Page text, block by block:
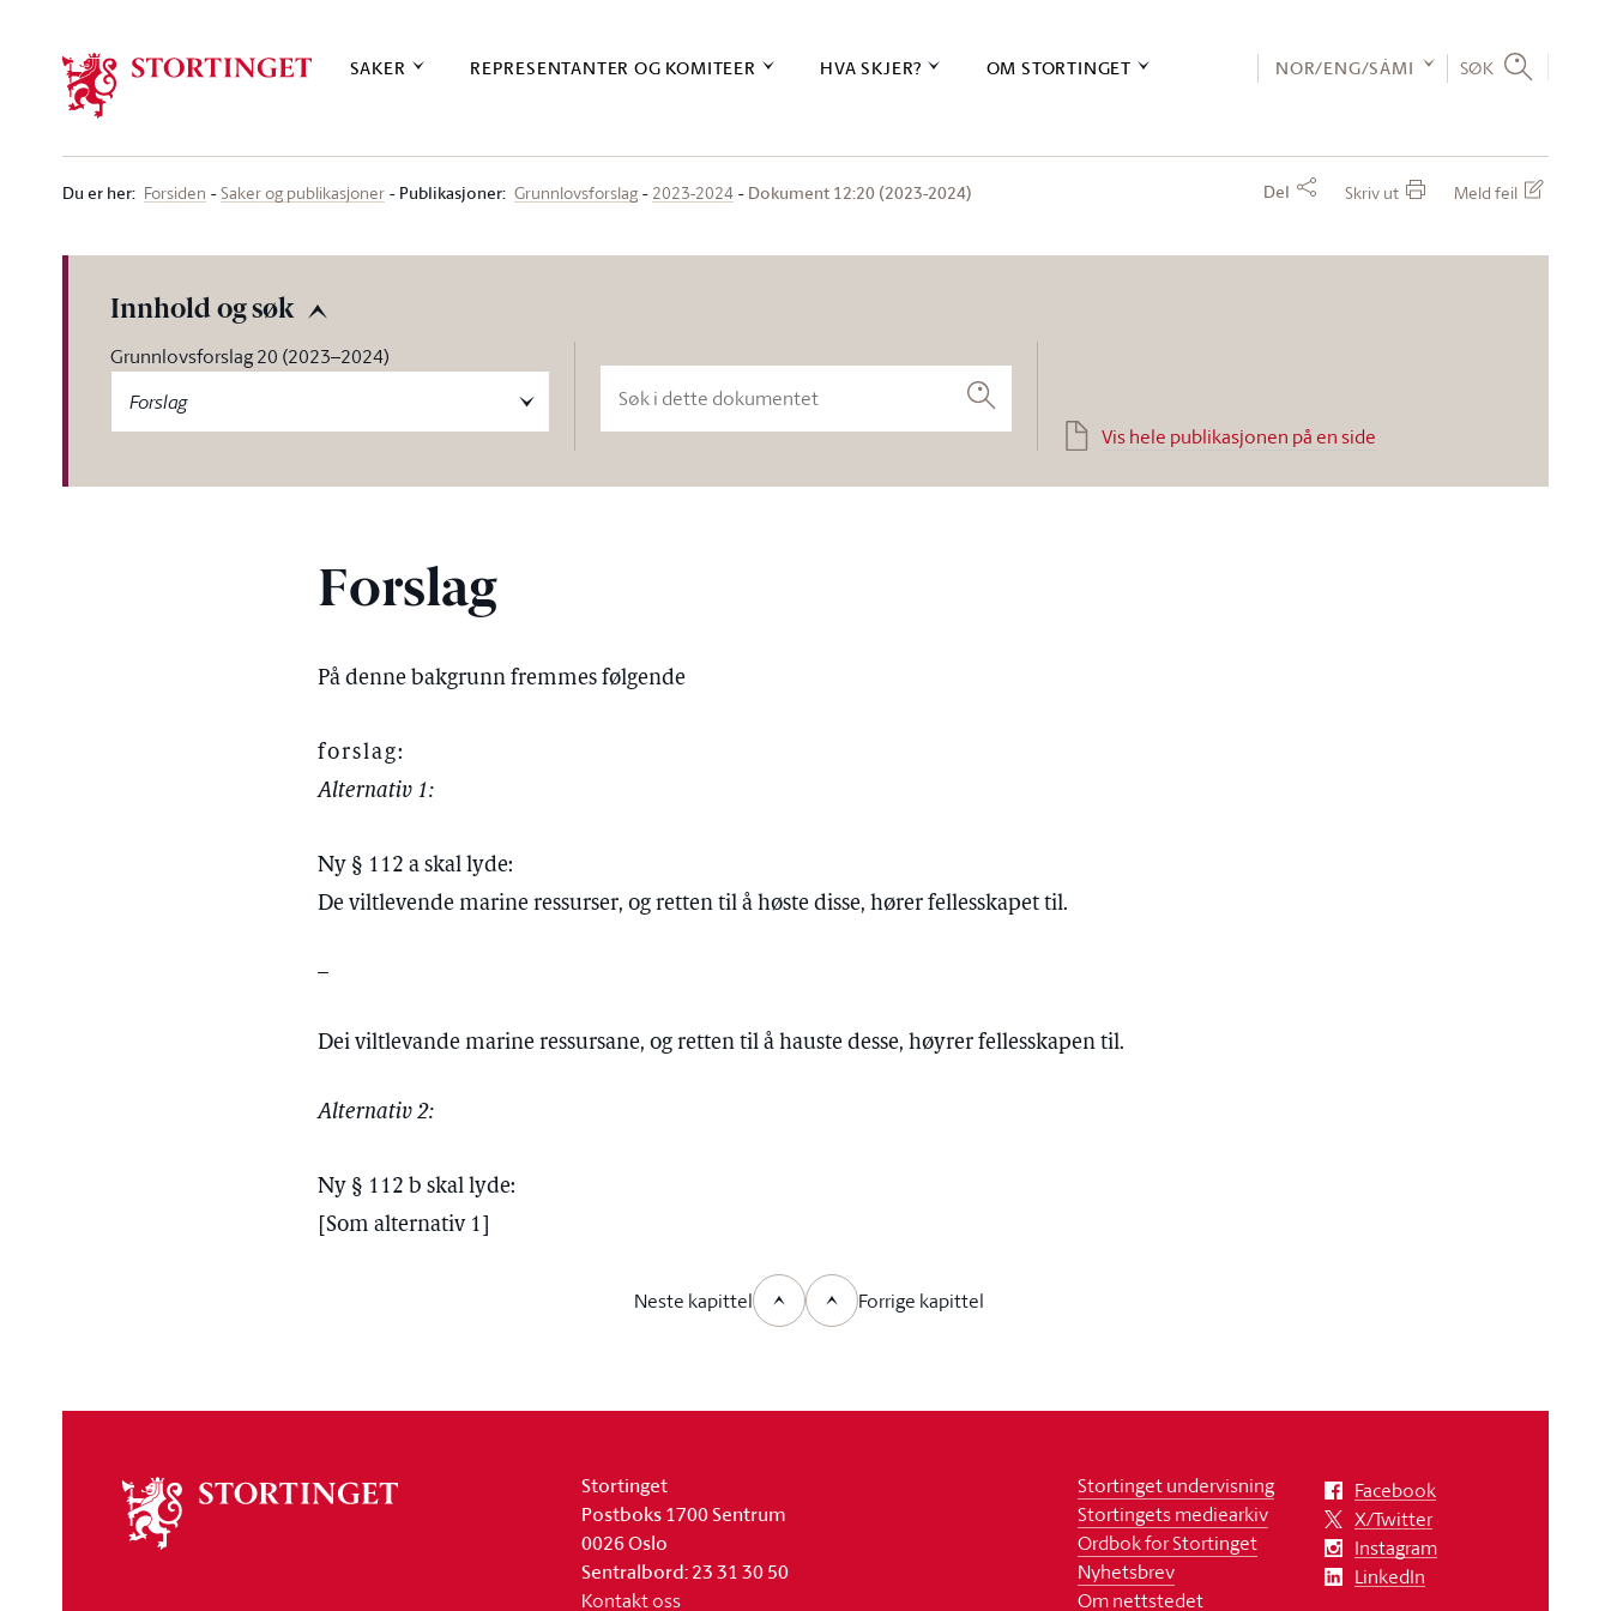
SAKER REPRESENTANTER OG KOMITEER HVA SKJER? OM STORTINGET NOR/ENG/SÁMI SØK
Du er her: Forsiden Saker og publikasjoner Publikasjoner: Grunnlovsforslag 2023-2024 Dokument 12:20 (2023-2024) Del Skriv ut Meld feil
Innhold og søk
Grunnlovsforslag 20 (2023–2024)
Forslag
Søk
Vis hele publikasjonen på en side
Forslag
På denne bakgrunn fremmes følgende
forslag:
Alternativ 1:
Ny § 112 a skal lyde:
De viltlevende marine ressurser, og retten til å høste disse, hører fellesskapet til.
–
Dei viltlevande marine ressursane, og retten til å hauste desse, høyrer fellesskapen til.
Alternativ 2:
Ny § 112 b skal lyde:
[Som alternativ 1]
Forrige kapittel
Neste kapittel
stortinget
Stortinget
Postboks 1700 Sentrum
0026 Oslo
Sentralbord: 23 31 30 50
Kontakt oss
Stortinget undervisning
Stortingets mediearkiv
Ordbok for Stortinget
Nyhetsbrev
Om nettstedet
Facebook
X/Twitter
Instagram
LinkedIn